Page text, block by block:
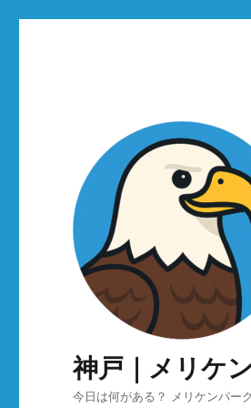
神戸｜メリケ
今日は何がある？ メリケンパー